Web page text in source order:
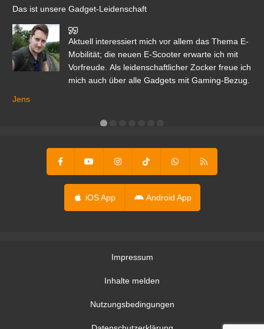
Das ist unsere Gadget-Leidenschaft
Aktuell interessiert mich vor allem das Thema E-
Mobilität; die neuen E-Scooter erwarte ich mit
Vorfreude. Als leidenschaftlicher Zocker freue ich
mich auch über alle Gadgets mit Gaming-Bezug.
Jens
iOS App Android App
Impressum
Inhalte melden
Nutzungsbedingungen